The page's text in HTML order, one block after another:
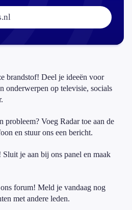
brandstof! Deel je ideeën voor
onderwerpen op televisie, socials
probleem? Voeg Radar toe aan de
en stuur ons een bericht.
je aan bij ons panel en maak
forum! Meld je vandaag nog
met andere leden.